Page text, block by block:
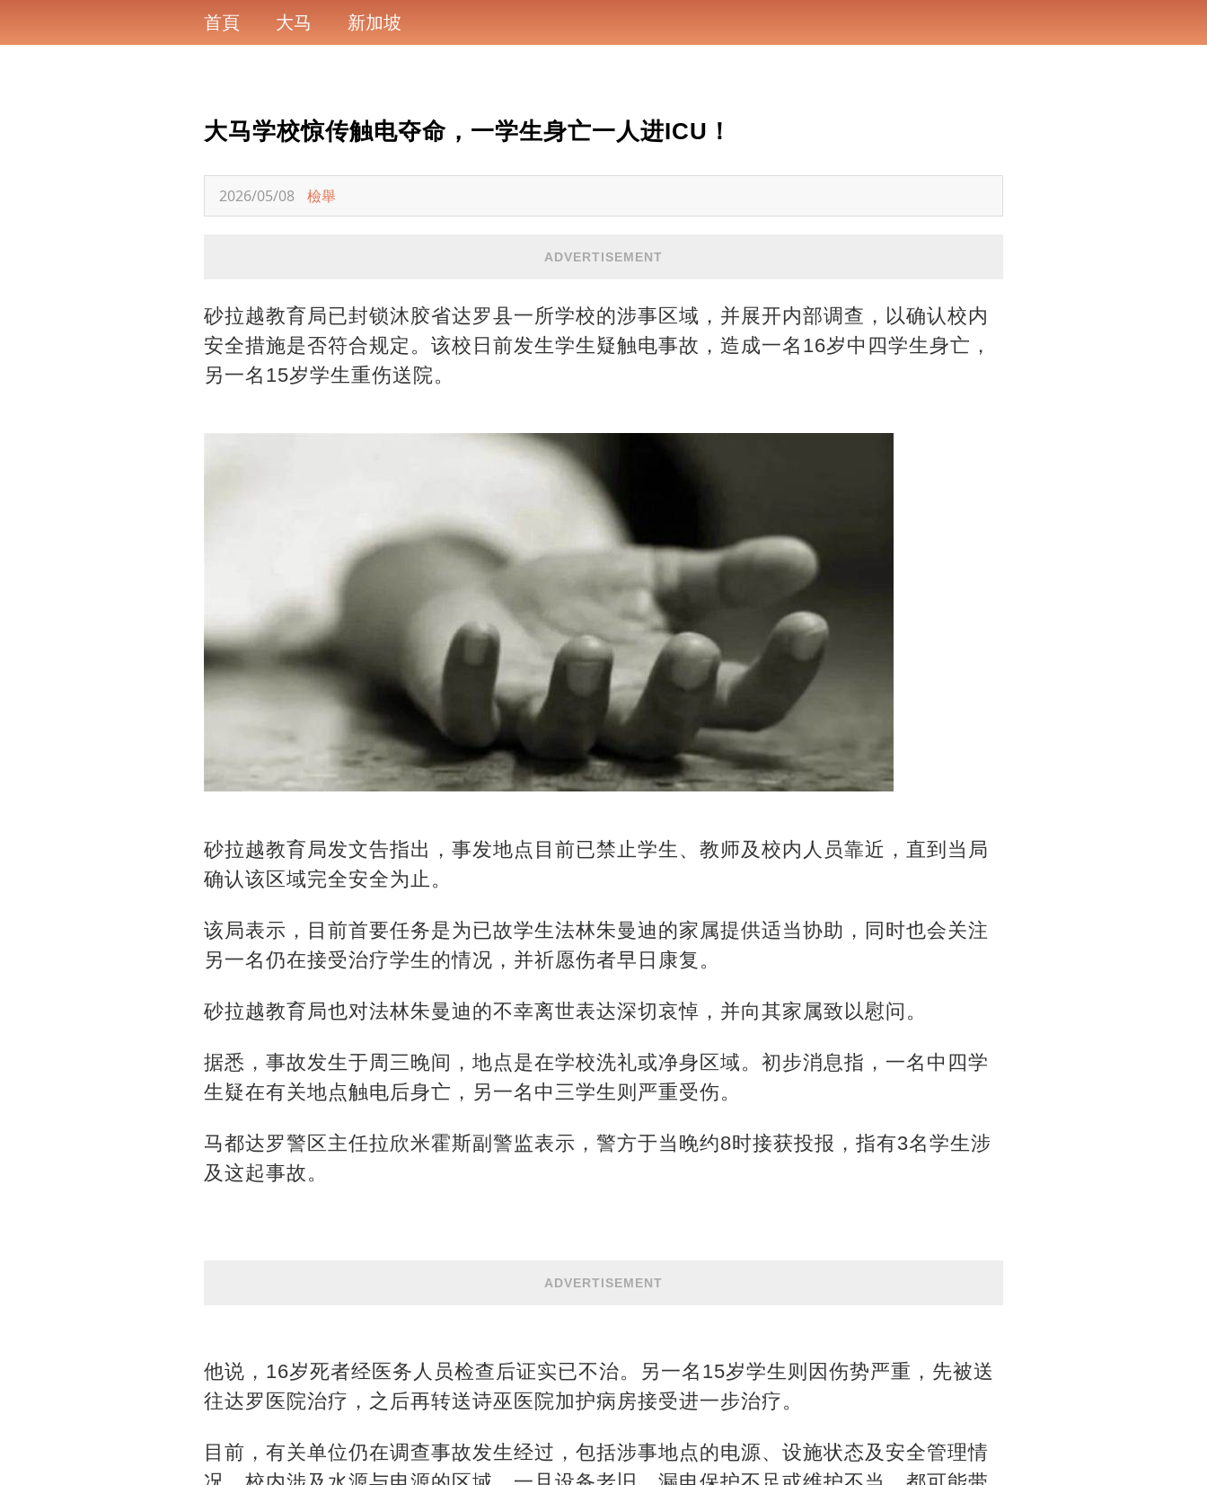
首頁 大马 新加坡
大马学校惊传触电夺命，一学生身亡一人进ICU！
2026/05/08 檢舉
ADVERTISEMENT
砂拉越教育局已封锁沐胶省达罗县一所学校的涉事区域，并展开内部调查，以确认校内
安全措施是否符合规定。该校日前发生学生疑触电事故，造成一名16岁中四学生身亡，
另一名15岁学生重伤送院。
砂拉越教育局发文告指出，事发地点目前已禁止学生、教师及校内人员靠近，直到当局
确认该区域完全安全为止。
该局表示，目前首要任务是为已故学生法林朱曼迪的家属提供适当协助，同时也会关注
另一名仍在接受治疗学生的情况，并祈愿伤者早日康复。
砂拉越教育局也对法林朱曼迪的不幸离世表达深切哀悼，并向其家属致以慰问。
据悉，事故发生于周三晚间，地点是在学校洗礼或净身区域。初步消息指，一名中四学
生疑在有关地点触电后身亡，另一名中三学生则严重受伤。
马都达罗警区主任拉欣米霍斯副警监表示，警方于当晚约8时接获投报，指有3名学生涉
及这起事故。
ADVERTISEMENT
他说，16岁死者经医务人员检查后证实已不治。另一名15岁学生则因伤势严重，先被送
往达罗医院治疗，之后再转送诗巫医院加护病房接受进一步治疗。
目前，有关单位仍在调查事故发生经过，包括涉事地点的电源、设施状态及安全管理情